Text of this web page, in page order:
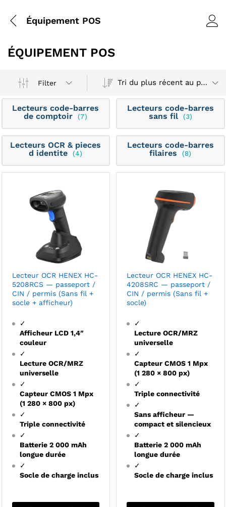
Équipement POS
ÉQUIPEMENT POS
Filter Tri du plus récent au plus ancien
Lecteurs code-barres
de comptoir
(7)
Lecteurs code-barres
sans fil
(3)
Lecteurs OCR & pieces
d identite
(4)
Lecteurs code-barres
filaires
(8)
Lecteur OCR HENEX HC-
5208RCS — passeport /
CIN / permis (Sans fil +
socle + afficheur)
✓
Afficheur LCD 1,4″
couleur
✓
Lecture OCR/MRZ
universelle
✓
Capteur CMOS 1 Mpx
(1 280 × 800 px)
✓
Triple connectivité
✓
Batterie 2 000 mAh
longue durée
✓
Socle de charge inclus
Lecteur OCR HENEX HC-
4208SRC — passeport /
CIN / permis (Sans fil +
socle)
✓
Lecture OCR/MRZ
universelle
✓
Capteur CMOS 1 Mpx
(1 280 × 800 px)
✓
Triple connectivité
✓
Sans afficheur —
compact et silencieux
✓
Batterie 2 000 mAh
longue durée
✓
Socle de charge inclus